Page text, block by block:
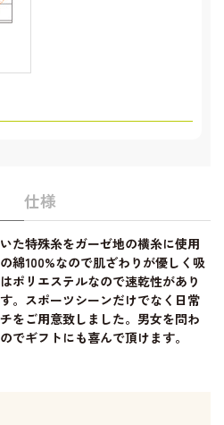
仕様
た特殊糸をガーゼ地の横糸に使用
綿100%なので肌ざわりが優しく吸
ポリエステルなので速乾性があり
。スポーツシーンだけでなく日常
をご用意致しました。男女を問わ
でギフトにも喜んで頂けます。